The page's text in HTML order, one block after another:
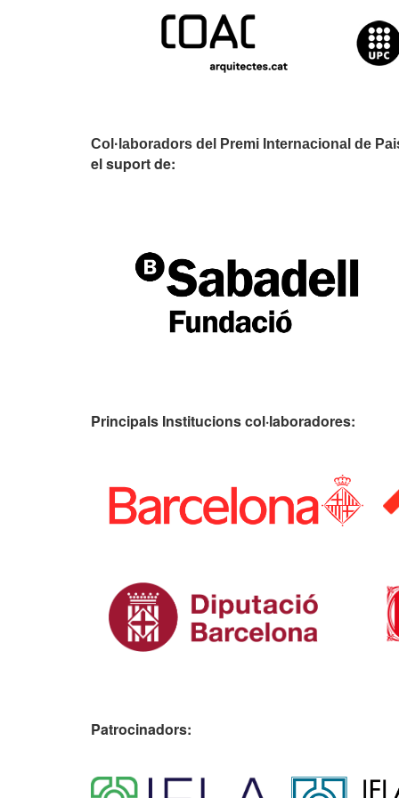
Col·laboradors del Premi Internacional de
el suport de:
Principals Institucionscol·laboradores:
Patrocinadors: